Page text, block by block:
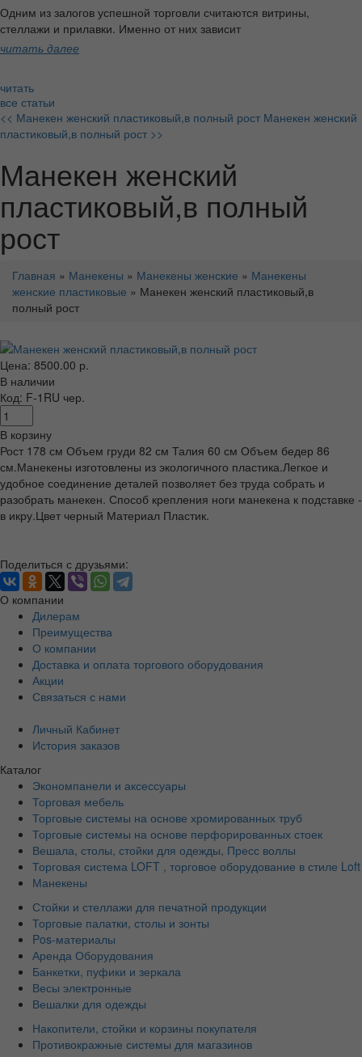
Одним из залогов успешной торговли считаются витрины,
стеллажи и прилавки. Именно от них зависит
читать далее
читать
все статьи
<< Манекен женский пластиковый,в полный рост Манекен женский
пластиковый,в полный рост >>
Манекен женский
пластиковый,в полный
рост
Главная » Манекены » Манекены женские » Манекены
женские пластиковые » Манекен женский пластиковый,в
полный рост
Цена: 8500.00 р.
В наличии
Код: F-1RU чер.
В корзину
Рост 178 см Объем груди 82 см Талия 60 см Объем бедер 86
см.Манекены изготовлены из экологичного пластика.Легкое и
удобное соединение деталей позволяет без труда собрать и
разобрать манекен. Способ крепления ноги манекена к подставке -
в икру.Цвет черный Материал Пластик.
Поделиться с друзьями:
О компании
Дилерам
Преимущества
О компании
Доставка и оплата торгового оборудования
Акции
Связаться с нами
Личный Кабинет
История заказов
Каталог
Экономпанели и аксессуары
Торговая мебель
Торговые системы на основе хромированных труб
Торговые системы на основе перфорированных стоек
Вешала, столы, стойки для одежды, Пресс воллы
Торговая система LOFT , торговое оборудование в стиле Loft
Манекены
Стойки и стеллажи для печатной продукции
Торговые палатки, столы и зонты
Pos-материалы
Аренда Оборудования
Банкетки, пуфики и зеркала
Весы электронные
Вешалки для одежды
Накопители, стойки и корзины покупателя
Противокражные системы для магазинов